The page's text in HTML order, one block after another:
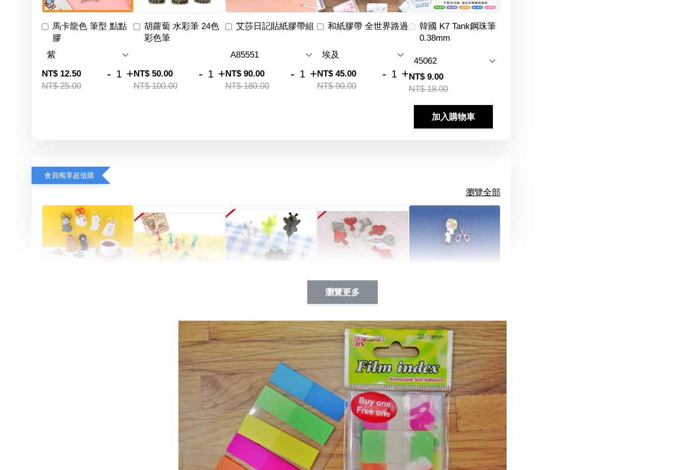
馬卡龍色 筆型 點點
膠
NT$ 12.50
NT$ 25.00
- +
胡蘿蔔 水彩筆 24色
彩色筆
NT$ 50.00
NT$ 100.00
- +
艾莎日記貼紙膠帶組
NT$ 90.00
NT$ 180.00
- +
和紙膠帶 全世界路過
NT$ 45.00
NT$ 90.00
- +
韓國 K7 Tank鋼珠筆
0.38mm
NT$ 9.00
NT$ 18.00
加入購物車
會員獨享超值購
瀏覽全部
NT$ 88.00
Artsign 撲克牌 圖釘
NT$ 88.00
NT$ 173.00
加入購物車
瀏覽更多